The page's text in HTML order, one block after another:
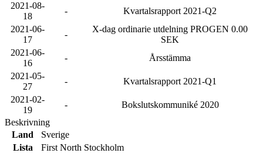
2021-08-
18
-
Kvartalsrapport 2021-Q2
2021-06-
17
-
X-dag ordinarie utdelning PROGEN 0.00
SEK
2021-06-
16
-
Årsstämma
2021-05-
27
-
Kvartalsrapport 2021-Q1
2021-02-
19
-
Bokslutskommuniké 2020
Beskrivning
Land
Sverige
Lista
First North Stockholm